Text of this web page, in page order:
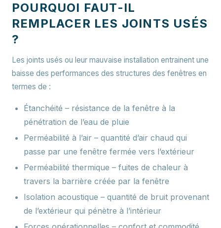
POURQUOI FAUT-IL
REMPLACER LES JOINTS USÉS
?
Les joints usés ou leur mauvaise installation entrainent une
baisse des performances des structures des fenêtres en
termes de :
Étanchéité – résistance de la fenêtre à la
pénétration de l’eau de pluie
Perméabilité à l’air – quantité d’air chaud qui
passe par une fenêtre fermée vers l’extérieur
Perméabilité thermique – fuites de chaleur à
travers la barrière créée par la fenêtre
Isolation acoustique – quantité de bruit provenant
de l’extérieur qui pénètre à l’intérieur